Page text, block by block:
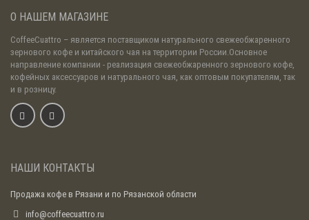
О НАШЕМ МАГАЗИНЕ
CoffeeCuattro – является поставщиком натурального свежеобжаренного
зернового кофе и китайского чая на территории России.Основное
направление компании - реализация свежеобжаренного зернового кофе,
кофейных аксессуаров и натурального чая, как оптовым покупателям, так
и в розницу.
НАШИ КОНТАКТЫ
Продажа кофе в Рязани и по Рязанской области
info@coffeecuattro.ru